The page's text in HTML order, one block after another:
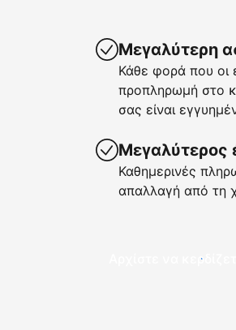
Μεγαλύτερη
Κάθε φορά που οι
προπληρωμή στο
σας είναι
Μεγαλύτερος
Καθημερινές
απαλλαγή από τη
Αρχίστε να